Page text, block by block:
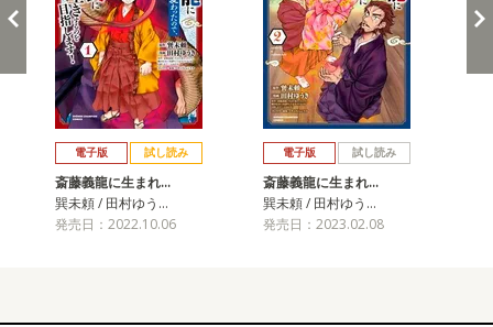
電子版 試し読み
斎藤義龍に生まれ…
巽未頼 / 田村ゆう…
発売日：2022.10.06
電子版 試し読み
斎藤義龍に生まれ…
巽未頼 / 田村ゆう…
発売日：2023.02.08